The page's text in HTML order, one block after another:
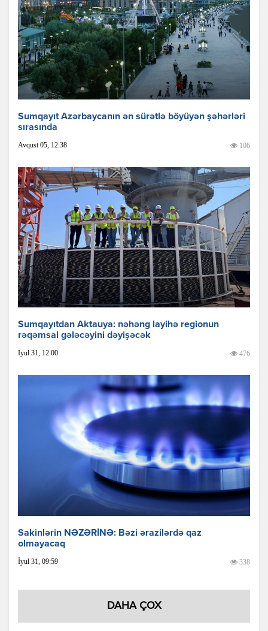
Sumqayıt Azərbaycanın ən sürətlə böyüyən şəhərləri
sırasında
Avqust 05, 12:38 106
Sumqayıtdan Aktauya: nəhəng layihə regionun
rəqəmsal gələcəyini dəyişəcək
İyul 31, 12:00 476
Sakinlərin NƏZƏRİNƏ: Bəzi ərazilərdə qaz
olmayacaq
İyul 31, 09:59 338
DAHA ÇOX